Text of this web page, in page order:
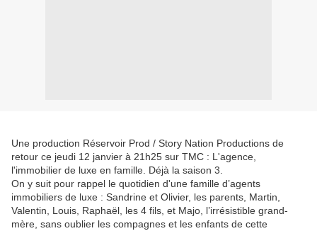
Une production Réservoir Prod / Story Nation Productions de
retour ce jeudi 12 janvier à 21h25 sur TMC : L'agence,
l'immobilier de luxe en famille. Déjà la saison 3.
On y suit pour rappel le quotidien d'une famille d’agents
immobiliers de luxe : Sandrine et Olivier, les parents, Martin,
Valentin, Louis, Raphaël, les 4 fils, et Majo, l’irrésistible grand-
mère, sans oublier les compagnes et les enfants de cette